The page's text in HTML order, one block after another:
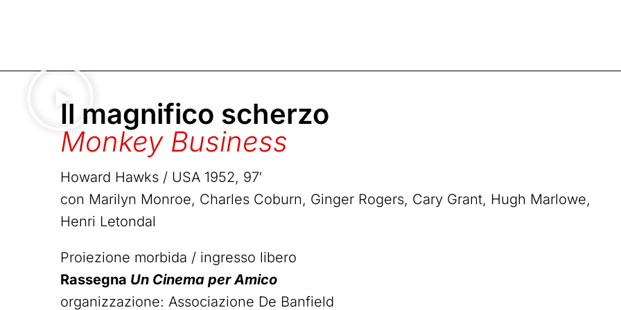
Il magnifico scherzo
Monkey Business
Howard Hawks / USA 1952, 97′
con Marilyn Monroe, Charles Coburn, Ginger Rogers, Cary Grant, Hugh Marlowe,
Henri Letondal
Proiezione morbida / ingresso libero
Rassegna Un Cinema per Amico
organizzazione: Associazione De Banfield